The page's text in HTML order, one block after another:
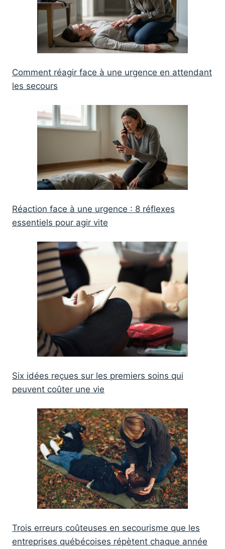
Comment réagir face à une urgence en attendant
les secours
Réaction face à une urgence : 8 réflexes
essentiels pour agir vite
Six idées reçues sur les premiers soins qui
peuvent coûter une vie
Trois erreurs coûteuses en secourisme que les
entreprises québécoises répètent chaque année